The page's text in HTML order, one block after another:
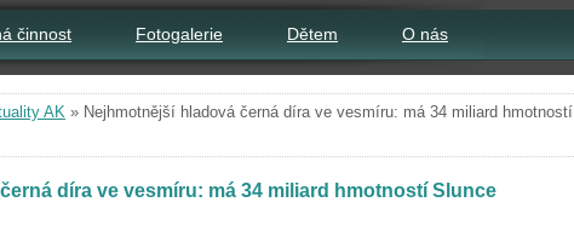
činnost Fotogalerie Dětem O nás
AK » Nejhmotnější hladová černá díra ve vesmíru: má 34 miliard hmotností
díra ve vesmíru: má 34 miliard hmotností Slunce